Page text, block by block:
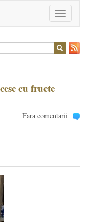
Toggle
navigation
cu fructe
Fara comentarii